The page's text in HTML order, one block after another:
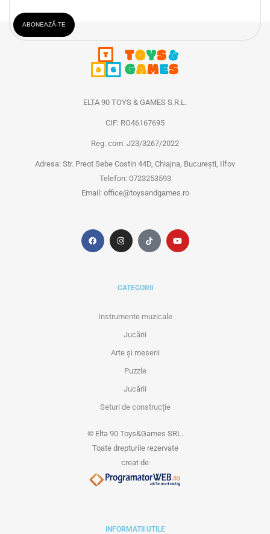
ELTA 90 TOYS & GAMES S.R.L.
CIF: RO46167695
Reg. com: J23/3267/2022
Adresa: Str. Preot Sebe Costin 44D, Chiajna, București, Ilfov
Telefon: 0723253593
Email: office@toysandgames.ro
CATEGORII
Instrumente muzicale
Jucării
Arte și meserii
Puzzle
Jucării
Seturi de construcție
© Elta 90 Toys&Games SRL.
Toate drepturile rezervate
creat de
INFORMATII UTILE